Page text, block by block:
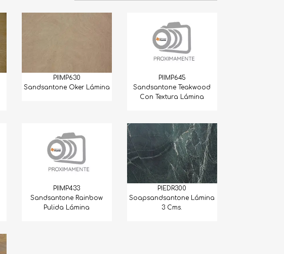
PIIMP630
Sandsantone Oker Lámina
PIIMP645
Sandsantone Teakwood
Con Textura Lámina
PIIMP433
Sandsantone Rainbow
Pulida Lámina
PIEDR300
Soapsandsantone Lámina
3 Cms.